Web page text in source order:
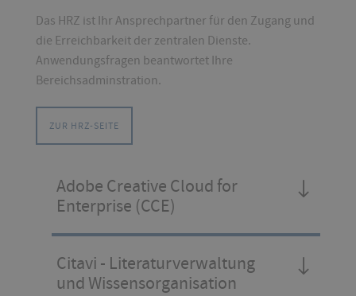
Das HRZ ist Ihr Ansprechpartner für den Zugang und
die Erreichbarkeit der zentralen Dienste.
Anwendungsfragen beantwortet Ihre
Bereichsadminstration.
ZUR HRZ-SEITE
Adobe Creative Cloud for
Enterprise (CCE)
Citavi - Literaturverwaltung
und Wissensorganisation